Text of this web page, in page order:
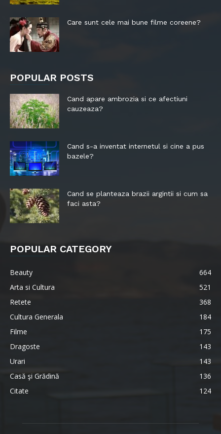
Care sunt cele mai bune filme coreene?
POPULAR POSTS
Cand apare ambrozia si ce afectiuni
cauzeaza?
Cand s-a inventat internetul si cine a pus
bazele?
Cand se planteaza brazii argintii si cum sa
faci asta?
POPULAR CATEGORY
Beauty
664
Arta si Cultura
521
Retete
368
Cultura Generala
184
Filme
175
Dragoste
143
Urari
143
Casă şi Grădină
136
Citate
124